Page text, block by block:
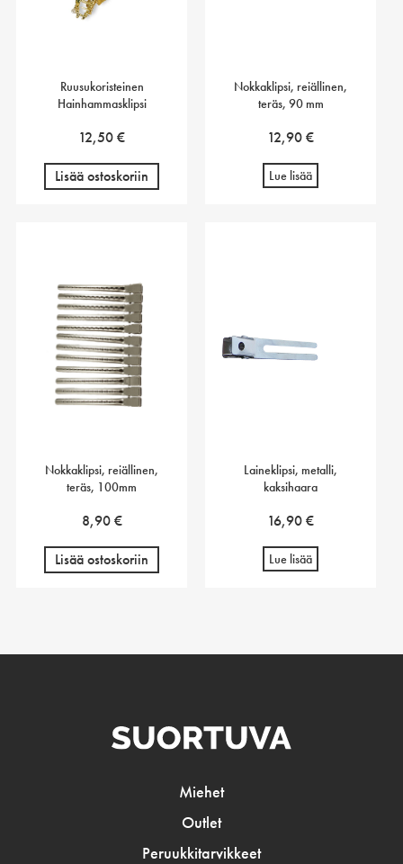
Ruusukoristeinen
Hainhammasklipsi
12,50€
Lisää ostoskoriin
Nokkaklipsi, reiällinen,
teräs, 90 mm
12,90€
Lue lisää
Nokkaklipsi, reiällinen,
teräs, 100mm
8,90€
Lisää ostoskoriin
Laineklipsi, metalli,
kaksihaara
16,90€
Lue lisää
Miehet
Outlet
Peruukkitarvikkeet